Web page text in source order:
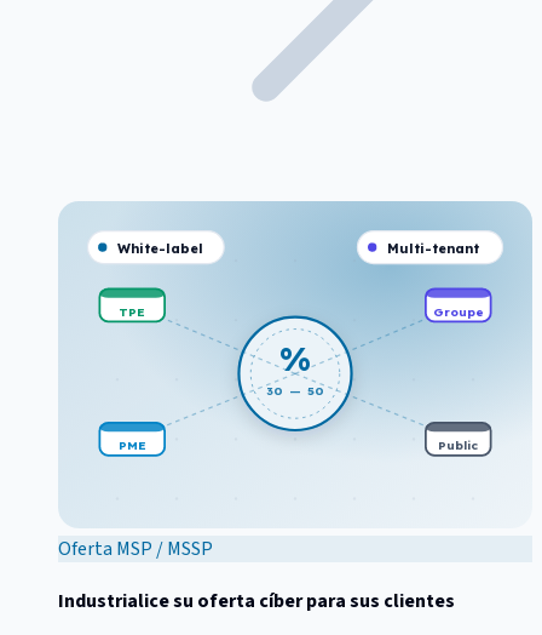
%
30 — 50
TPE
PME
Groupe
Public
White-label Multi-tenant
Oferta MSP / MSSP
Industrialice su oferta cíber para sus clientes